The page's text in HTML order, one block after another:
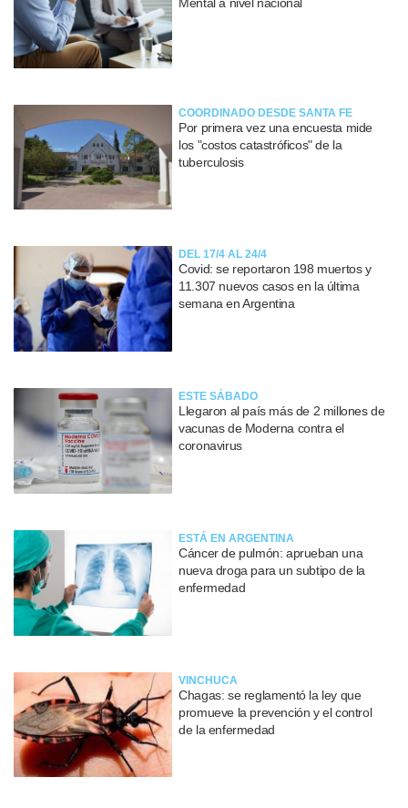
COORDINADO DESDE SANTA FE
Por primera vez una encuesta mide
los "costos catastróficos" de la
tuberculosis
DEL 17/4 AL 24/4
Covid: se reportaron 198 muertos y
11.307 nuevos casos en la última
semana en Argentina
ESTE SÁBADO
Llegaron al país más de 2 millones de
vacunas de Moderna contra el
coronavirus
ESTÁ EN ARGENTINA
Cáncer de pulmón: aprueban una
nueva droga para un subtipo de la
enfermedad
VINCHUCA
Chagas: se reglamentó la ley que
promueve la prevención y el control
de la enfermedad